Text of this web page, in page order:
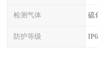
检测气体 硫
防护等级